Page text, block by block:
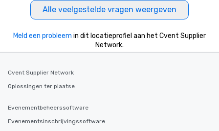
Alle veelgestelde vragen weergeven
Meld een probleem in dit locatieprofiel aan het Cvent Supplier
Network.
Cvent Supplier Network
Oplossingen ter plaatse
Evenementbeheerssoftware
Evenementsinschrijvingssoftware